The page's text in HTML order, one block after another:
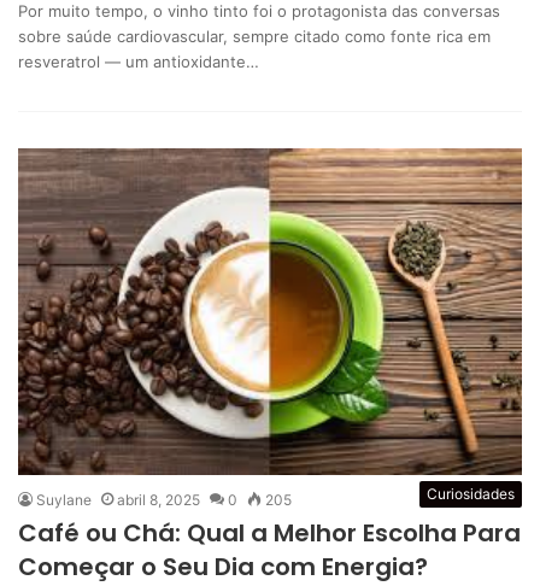
Por muito tempo, o vinho tinto foi o protagonista das conversas
sobre saúde cardiovascular, sempre citado como fonte rica em
resveratrol — um antioxidante…
Curiosidades
Suylane abril 8, 2025 0 205
Café ou Chá: Qual a Melhor Escolha Para
Começar o Seu Dia com Energia?